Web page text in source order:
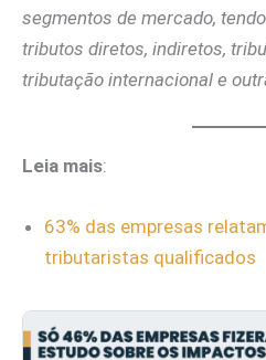
segmentos de mercado,
tributos diretos, indiretos,
tributação internacional e
Leia mais:
63% das empresas
tributaristas qualificados